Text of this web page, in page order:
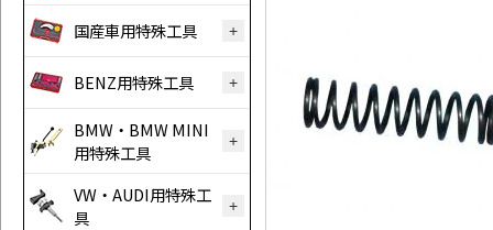
国産車用特殊工具
BENZ用特殊工具
BMW・BMW MINI
用特殊工具
VW・AUDI用特殊工
具